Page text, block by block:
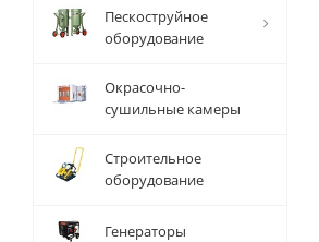
Пескоструйное
оборудование
Окрасочно-
сушильные камеры
Строительное
оборудование
Генераторы